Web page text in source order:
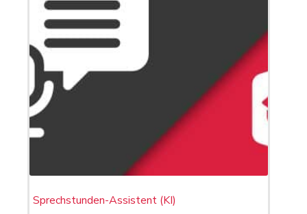
Sprechstunden-Assistent (KI)